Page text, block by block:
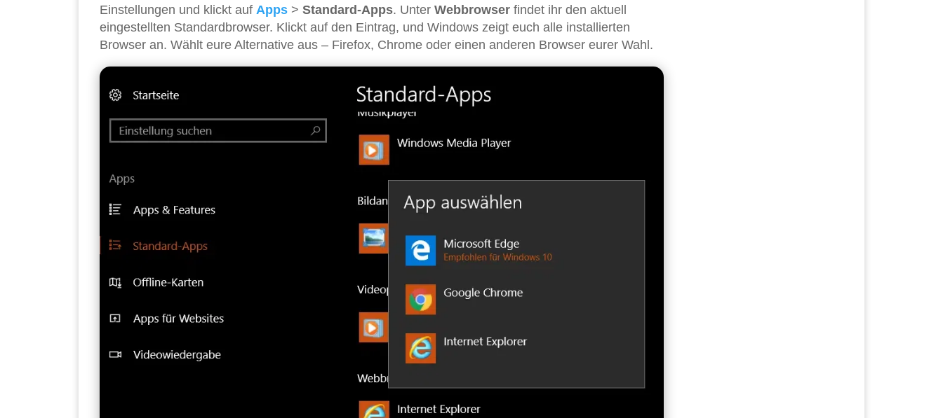
Einstellungen und klickt auf Apps > Standard-Apps. Unter Webbrowser findet ihr den aktuell
eingestellten Standardbrowser. Klickt auf den Eintrag, und Windows zeigt euch alle installierten
Browser an. Wählt eure Alternative aus – Firefox, Chrome oder einen anderen Browser eurer Wahl.